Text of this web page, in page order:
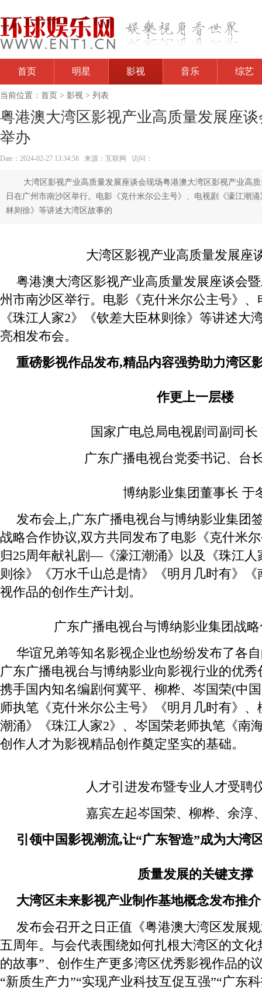
首页 明星 影视 音乐 综艺
当前位置： 首页 > 影视 > 列表
粤港澳大湾区影视产业高质量发展座
举办
Date：2024-02-27 13:34:56 来源：互联网 访问：
大湾区影视产业高质量发展座谈会现场粤港澳大湾区影视产业高
日在广州市南沙区举行。电影《克什米尔公主号》、电视剧《濠江潮
林则徐》等讲述大湾区故事的
大湾区影视产业高质量发展座
粤港澳大湾区影视产业高质量发展座谈会
州市南沙区举行。电影《克什米尔公主号》
《珠江人家2》《钦差大臣林则徐》等讲述大
亮相发布会。
重磅影视作品发布,精品内容强势助力湾区
作更上一层楼
国家广电总局电视剧司副司长
广东广播电视台党委书记、台
博纳影业集团董事长 于
发布会上,广东广播电视台与博纳影业集团
战略合作协议,双方共同发布了电影《克什米
归25周年献礼剧—《濠江潮涌》以及《珠江人
则徐》《万水千山总是情》《明月几时有》
视作品的创作生产计划。
广东广播电视台与博纳影业集团战
华谊兄弟等知名影视企业也纷纷发布了各
广东广播电视台与博纳影业向影视行业的优
携手国内知名编剧何冀平、柳桦、岑国荣(中
师执笔《克什米尔公主号》《明月几时有》
潮涌》《珠江人家2》、岑国荣老师执笔《南
创作人才为影视精品创作奠定坚实的基础。
人才引进发布暨专业人才受聘
嘉宾左起岑国荣、柳桦、余淳
引领中国影视潮流,让“广东智造”成为大湾
质量发展的关键支撑
大湾区未来影视产业制作基地概念发布推介
发布会召开之日正值《粤港澳大湾区发展
五周年。与会代表围绕如何扎根大湾区的文化
的故事”、创作生产更多湾区优秀影视作品的
“新质生产力”“实现产业科技互促互强”“广东